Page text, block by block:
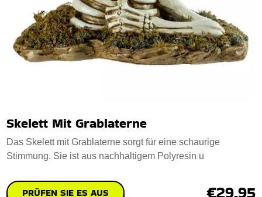
Skelett Mit Grablaterne
Das Skelett mit Grablaterne sorgt für eine schaurige
Stimmung. Sie ist aus nachhaltigem Polyresin u
PRÜFEN SIE ES AUS